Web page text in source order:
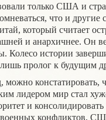
только США и
что и другие
который считает
и анархичнее. Он
Колесо истории
пролог к будущим
можно
лидером мир стал
и
конфликтов,